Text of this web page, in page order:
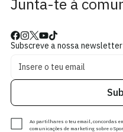
Subscreve a nossa newsletter
Ao partilhares o teu email, concordas
comunicações de marketing sobre o